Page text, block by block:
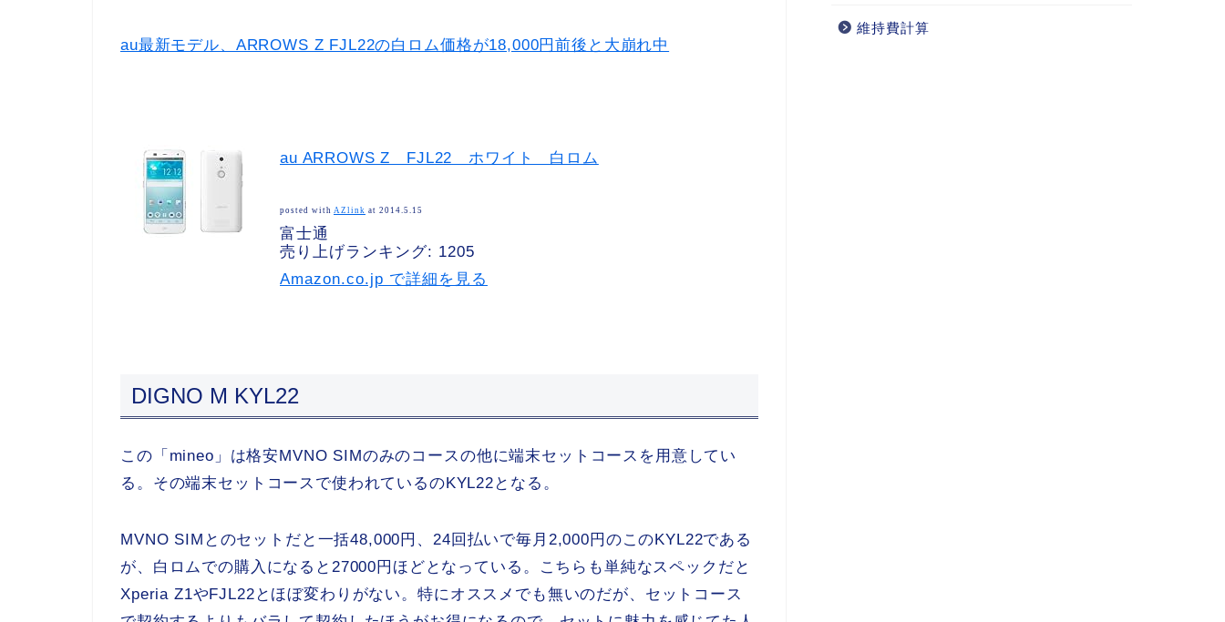
au最新モデル、ARROWS Z FJL22の白ロム価格が18,000円前後と大崩れ中
au ARROWS Z FJL22 ホワイト 白ロム
posted with AZlink at 2014.5.15
富士通
売り上げランキング: 1205
Amazon.co.jp で詳細を見る
DIGNO M KYL22
この「mineo」は格安MVNO SIMのみのコースの他に端末セットコースを用意してい
る。その端末セットコースで使われているのKYL22となる。
MVNO SIMとのセットだと一括48,000円、24回払いで毎月2,000円のこのKYL22である
が、白ロムでの購入になると27000円ほどとなっている。こちらも単純なスペックだと
Xperia Z1やFJL22とほぼ変わりがない。特にオススメでも無いのだが、セットコース
維持費計算